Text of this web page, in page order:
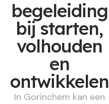
begeleiding
bij starten,
volhouden
en
ontwikkelen
In Gorinchem kan een